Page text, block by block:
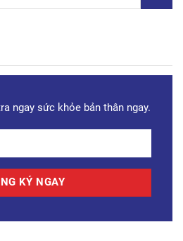
ngay sức khỏe bản thân ngay.